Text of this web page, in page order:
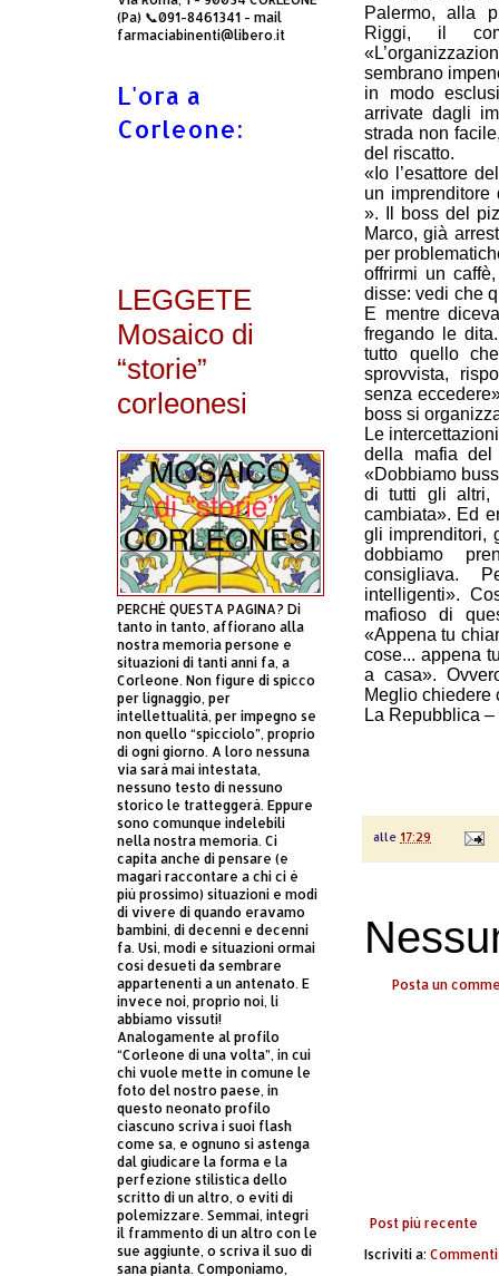
Palermo, alla
Riggi, il
sembrano
in modo
arrivate dagli
strada non
del riscatto.
«Io l’esattore
un imprenditore
». Il boss del
Marco, già
per
offrirmi un
disse: vedi che
E mentre
fregando le
tutto quello
sprovvista,
senza
boss si
Le
della mafia del
«Dobbiamo
di tutti gli altri,
cambiata». Ed
gli imprenditori,
dobbiamo
consigliava.
intelligenti».
mafioso di
«Appena tu
cose... appena
a casa».
Meglio chiedere
La Repubblica
alle 17:29
Posta un
Post più recente
Iscriviti a:
(Pa) 📞091-8461341 - mail
farmaciabinenti@libero.it
L'ora a
Corleone:
LEGGETE
Mosaico di
“storie”
corleonesi
PERCHÈ QUESTA PAGINA? Di
tanto in tanto, affiorano alla
nostra memoria persone e
situazioni di tanti anni fa, a
Corleone. Non figure di spicco
per lignaggio, per
intellettualità, per impegno se
non quello “spicciolo”, proprio
di ogni giorno. A loro nessuna
via sarà mai intestata,
nessuno testo di nessuno
storico le tratteggerà. Eppure
sono comunque indelebili
nella nostra memoria. Ci
capita anche di pensare (e
magari raccontare a chi ci è
più prossimo) situazioni e modi
di vivere di quando eravamo
bambini, di decenni e decenni
fa. Usi, modi e situazioni ormai
così desueti da sembrare
appartenenti a un antenato. E
invece noi, proprio noi, li
abbiamo vissuti!
Analogamente al profilo
“Corleone di una volta”, in cui
chi vuole mette in comune le
foto del nostro paese, in
questo neonato profilo
ciascuno scriva i suoi flash
come sa, e ognuno si astenga
dal giudicare la forma e la
perfezione stilistica dello
scritto di un altro, o eviti di
polemizzare. Semmai, integri
il frammento di un altro con le
sue aggiunte, o scriva il suo di
sana pianta. Componiamo,